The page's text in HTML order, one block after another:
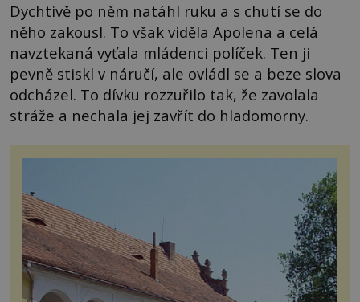
Dychtivě po něm natáhl ruku a s chutí se do
něho zakousl. To však viděla Apolena a celá
navztekaná vyťala mládenci políček. Ten ji
pevně stiskl v náručí, ale ovládl se a beze slova
odcházel. To dívku rozzuřilo tak, že zavolala
stráže a nechala jej zavřít do hladomorny.